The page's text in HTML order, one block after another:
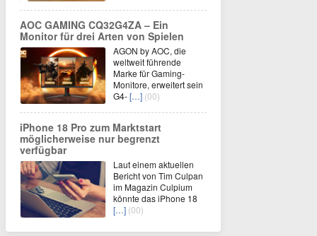
AOC GAMING CQ32G4ZA – Ein
Monitor für drei Arten von Spielen
AGON by AOC, die
weltweit führende
Marke für Gaming-
Monitore, erweitert sein
G4-[…] (00)
iPhone 18 Pro zum Marktstart
möglicherweise nur begrenzt
verfügbar
Laut einem aktuellen
Bericht von Tim Culpan
im Magazin Culpium
könnte das iPhone 18
[…] (00)